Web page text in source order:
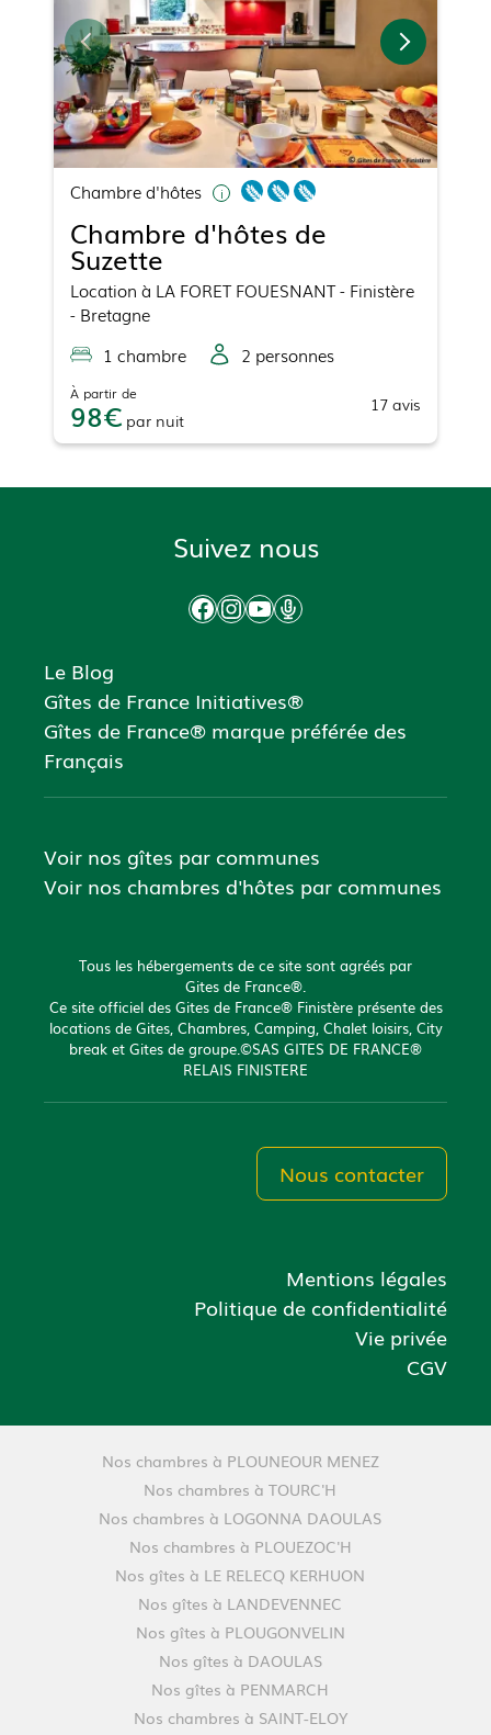
Chambre d'hôtes
Chambre d'hôtes de
Suzette
Location à LA FORET FOUESNANT- Finistère
- Bretagne
1 chambre 2 personnes
À partir de
98 par nuit
17 avis
Suivez nous
Facebook
Instagram
YouTube
Podcast
Le Blog
Gîtes de France Initiatives®
Gîtes de France® marque préférée des
Français
Voir nos gîtes par communes
Voir nos chambres d'hôtes par communes
Tous les hébergements de ce site sont agréés par
Gites de France®.
Ce site officiel des Gites de France® Finistère présente des
locations de Gites, Chambres, Camping, Chalet loisirs, City
break et Gites de groupe.©SAS GITES DE FRANCE®
RELAIS FINISTERE
Nous contacter
Mentions légales
Politique de confidentialité
Vie privée
CGV
Nos chambres à PLOUNEOUR MENEZ
Nos chambres à TOURC'H
Nos chambres à LOGONNA DAOULAS
Nos chambres à PLOUEZOC'H
Nos gîtes à LE RELECQ KERHUON
Nos gîtes à LANDEVENNEC
Nos gîtes à PLOUGONVELIN
Nos gîtes à DAOULAS
Nos gîtes à PENMARCH
Nos chambres à SAINT-ELOY